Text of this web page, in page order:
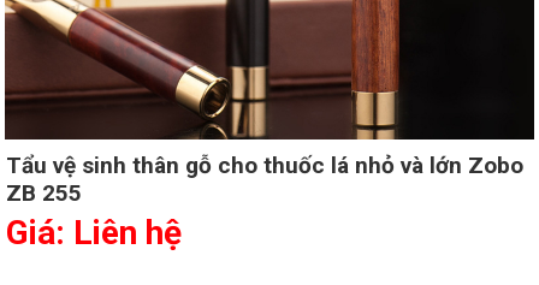
Tẩu vệ sinh thân gỗ cho thuốc lá nhỏ và lớn Zobo
ZB 255
Giá: Liên hệ